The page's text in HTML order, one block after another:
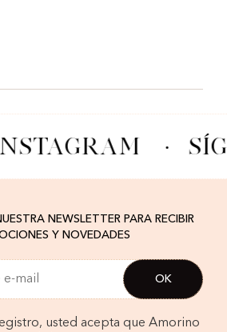
·
NEWSLETTER PARA RECIBIR
Y NOVEDADES
usted acepta que Amorino